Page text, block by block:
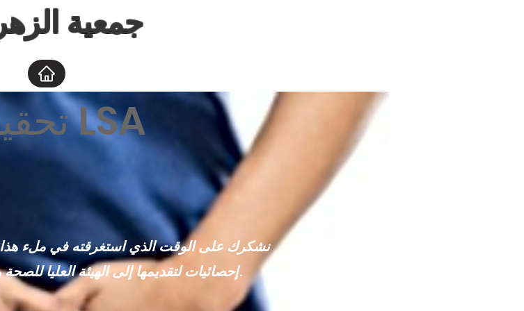
جمعية
تحقيق LSA
نشكرك على الوقت الذي استغرقته في ملء هذا
إحصائيات لتقديمها إلى الهيئة العليا للصحة وطلب دراسات إضافية.